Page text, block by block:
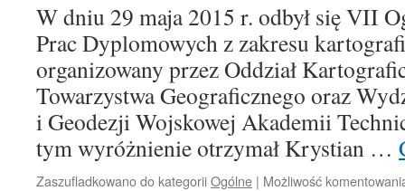
W dniu 29 maja 2015 r. odbył się VII
Prac Dyplomowych z zakresu
organizowany przez Oddział
Towarzystwa Geograficznego oraz
i Geodezji Wojskowej Akademii
tym wyróżnienie otrzymał Krystian …
Zaszufladkowano do kategoriiOgólne | Możliwość